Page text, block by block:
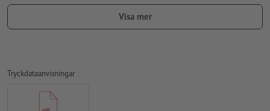
beakta kraven påryggtjockleken
Upplösning:300 dpi
FOGRA52 (PSO Uncoated v3 FOGRA52) för obestruket papper
Visa mer
Tryckdataanvisningar